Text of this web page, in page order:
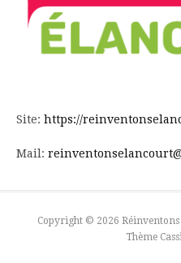
Site: https://
Mail:
Copyright © 2026
Thème